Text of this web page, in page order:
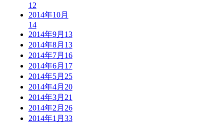
12
2014年10月
14
2014年9月 13
2014年8月 13
2014年7月 16
2014年6月 17
2014年5月 25
2014年4月 20
2014年3月 21
2014年2月 26
2014年1月 33